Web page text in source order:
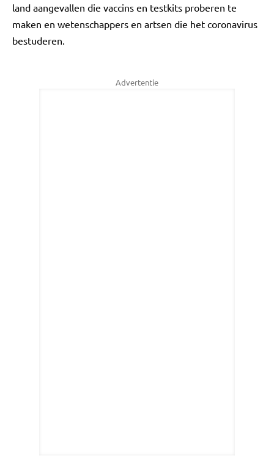
land aangevallen die vaccins en testkits proberen te
maken en wetenschappers en artsen die het coronavirus
bestuderen.
Advertentie